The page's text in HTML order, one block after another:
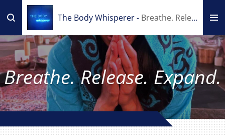
direct
de
hoofdinhoud
The Body Whisperer - Breathe. Release. Expand.
Breathe. Release. Expand.